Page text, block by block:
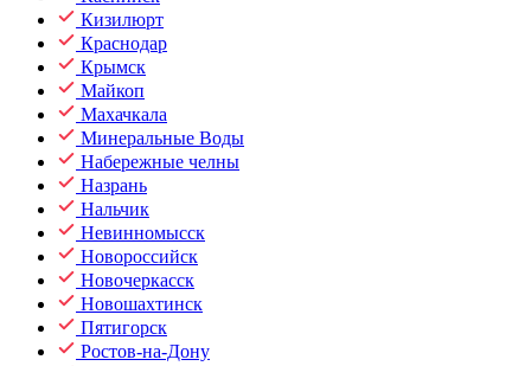
Кизилюрт
Краснодар
Крымск
Майкоп
Махачкала
Минеральные Воды
Набережные челны
Назрань
Нальчик
Невинномысск
Новороссийск
Новочеркасск
Новошахтинск
Пятигорск
Ростов-на-Дону